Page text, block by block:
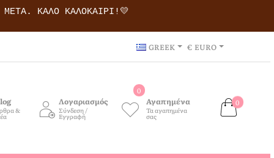
ΜΕΤΆ. ΚΑΛΌ ΚΑΛΟΚΑΊΡΙ!💛
GREEK € EURO
&
Λογαριασμός
Σύνδεση /
Εγγραφή
Αγαπημένα
Τα αγαπημένα
σας
0
0